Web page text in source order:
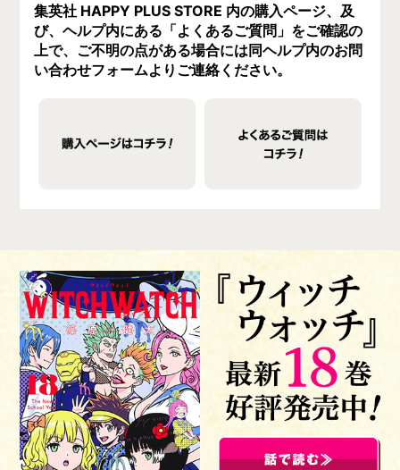
集英社 HAPPY PLUS STORE 内の購入ページ、及
び、ヘルプ内にある「よくあるご質問」をご確認の
上で、ご不明の点がある場合には同ヘルプ内のお問
い合わせフォームよりご連絡ください。